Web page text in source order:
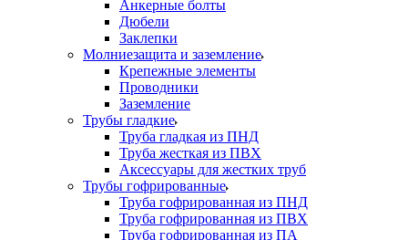
Анкерные болты
Дюбели
Заклепки
Молниезащита и заземление
Крепежные элементы
Проводники
Заземление
Трубы гладкие
Труба гладкая из ПНД
Труба жесткая из ПВХ
Аксессуары для жестких труб
Трубы гофрированные
Труба гофрированная из ПНД
Труба гофрированная из ПВХ
Труба гофрированная из ПА